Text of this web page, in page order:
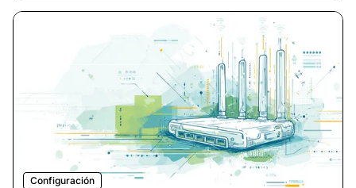
Configuración